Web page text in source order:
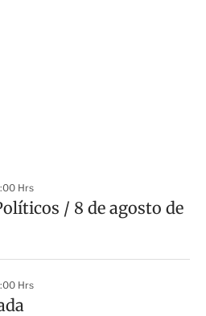
Hrs
/ 8 de agosto de
Hrs